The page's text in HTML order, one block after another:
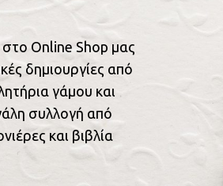
στο Online Shop μας
δημιουργίες από
γάμου και
συλλογή από
και βιβλία